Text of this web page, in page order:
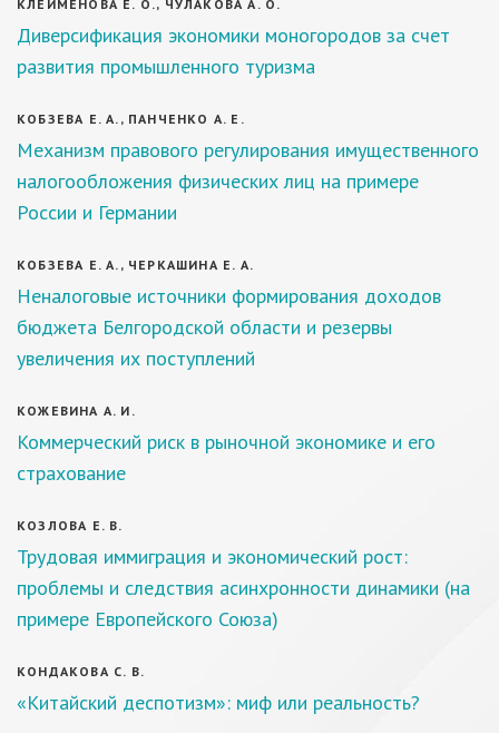
КЛЕЙМЕНОВА Е. О., ЧУЛАКОВА А. О.
Диверсификация экономики моногородов за счет
развития промышленного туризма
КОБЗЕВА Е. А., ПАНЧЕНКО А. Е.
Механизм правового регулирования имущественного
налогообложения физических лиц на примере
России и Германии
КОБЗЕВА Е. А., ЧЕРКАШИНА Е. А.
Неналоговые источники формирования доходов
бюджета Белгородской области и резервы
увеличения их поступлений
КОЖЕВИНА А. И.
Коммерческий риск в рыночной экономике и его
страхование
КОЗЛОВА Е. В.
Трудовая иммиграция и экономический рост:
проблемы и следствия асинхронности динамики (на
примере Европейского Союза)
КОНДАКОВА С. В.
«Китайский деспотизм»: миф или реальность?